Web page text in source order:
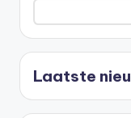
Laatste